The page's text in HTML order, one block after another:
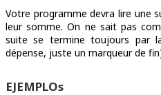
Votre programme devra lire une
leur somme. On ne sait pas
suite se termine toujours par
dépense, juste un marqueur de
EJEMPLOs